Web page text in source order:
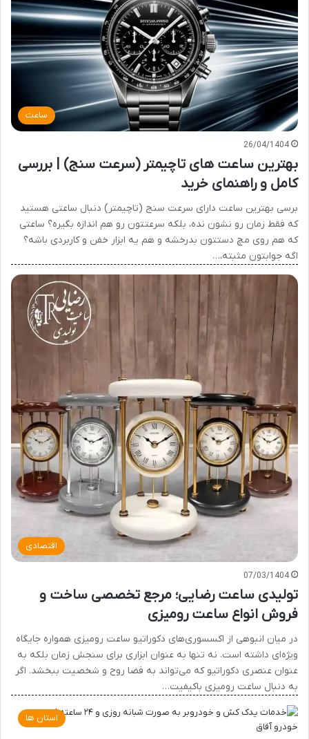
ساعت
26/04/1404
بهترین ساعت های تاچیمتر (سرعت سنج) | بررسی
کامل و راهنمای خرید
برسی بهترین ساعت دارای سرعت سنج (تاچیمتر) دنبال ساعتی هستید
که فقط زمان رو نشون نده، بلکه سرعتتون رو هم اندازه بگیره؟ ساعتی
که هم روی مچ دستتون بدرخشه و هم یه ابزار خفن و کاربردی باشه؟
اگه جوابتون مثبته،…
اقتصادی
07/03/1404
تولیدی ساعت رضایی؛ مرجع تخصصی ساخت و
فروش انواع ساعت رومیزی
در میان انبوهی از اکسسوری‌های دکوراتیو ساعت رومیزی همواره جایگاه
ویژه‌ای داشته است. نه تنها به عنوان ابزاری برای سنجش زمان بلکه به
عنوان عنصری دکوراتیو که می‌تواند به فضا روح و شخصیت ببخشد. اگر
به دنبال ساعت رومیزی باکیفیت…
استان ها